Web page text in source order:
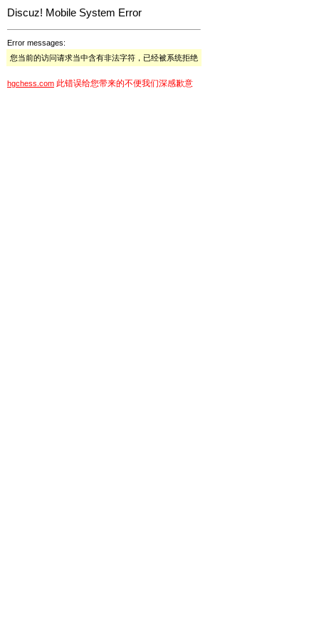
Discuz! Mobile System Error
Error messages:
您当前的访问请求当中含有非法字符，已经被系统拒绝
hgchess.com 此错误给您带来的不便我们深感歉意